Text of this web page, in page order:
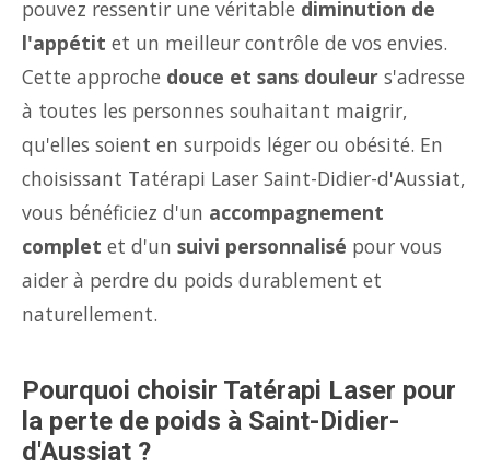
pouvez ressentir une véritable diminution de
l'appétit et un meilleur contrôle de vos envies.
Cette approche douce et sans douleur s'adresse
à toutes les personnes souhaitant maigrir,
qu'elles soient en surpoids léger ou obésité. En
choisissant Tatérapi Laser Saint-Didier-d'Aussiat,
vous bénéficiez d'un accompagnement
complet et d'un suivi personnalisé pour vous
aider à perdre du poids durablement et
naturellement.
Pourquoi choisir Tatérapi Laser pour
la perte de poids à Saint-Didier-
d'Aussiat ?